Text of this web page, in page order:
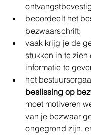
beoordeelt het
bezwaarschrift;
vaak krijg je de
stukken in te
informatie te
het
beslissing op
moet motiveren
van je bezwaar
ongegrond zijn,